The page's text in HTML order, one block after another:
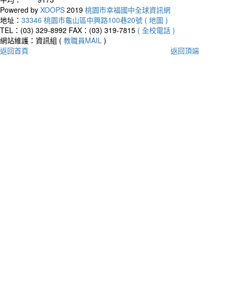
Powered by XOOPS 2019 桃園市幸福國中全球資訊網
地址： 33346 桃園市龜山區中興路100巷20號 ( 地圖 )
TEL：(03) 329-8992 FAX：(03) 319-7815 ( 全校電話 )
網站維護：資訊組 ( 教職員MAIL )
返回首頁
返回頂端